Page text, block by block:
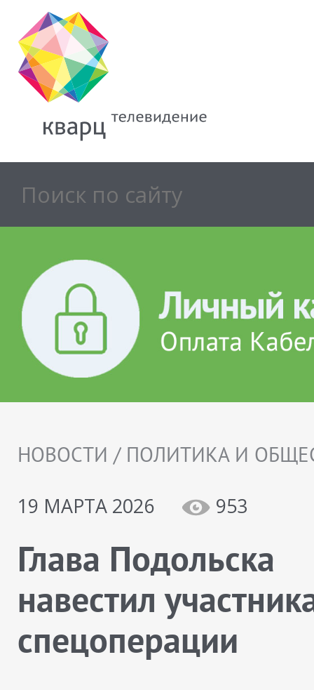
НОВОСТИ / ПОЛИТИКА И
19 МАРТА 2026
953
Глава Подольска
навестил
спецоперации